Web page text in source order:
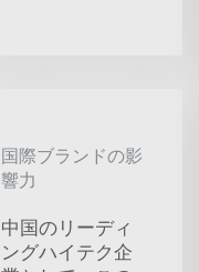
国際ブランドの影
響力
中国のリーディ
ングハイテク企